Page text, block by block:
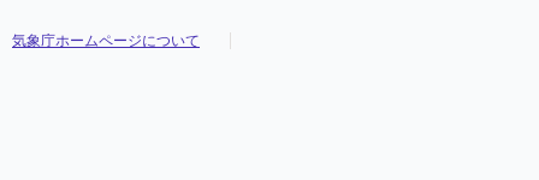
気象庁ホームページについて